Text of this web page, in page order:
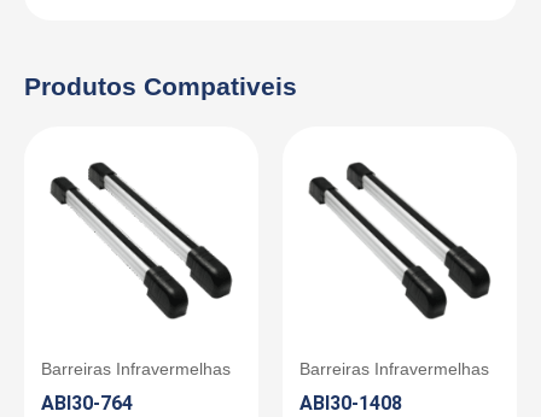
Produtos Compativeis
Barreiras Infravermelhas
ABI30-764
Barreiras Infravermelhas
ABI30-1408